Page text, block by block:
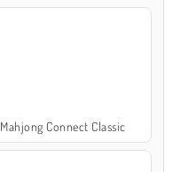
Mahjong Connect Classic